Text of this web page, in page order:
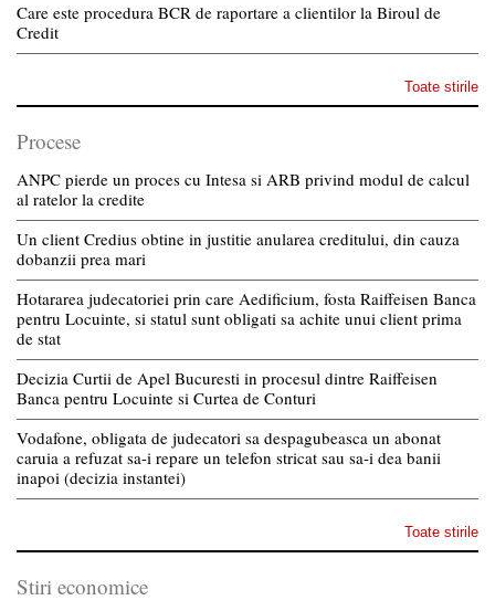
Care este procedura BCR de raportare a clientilor la Biroul de
Credit
Toate stirile
Procese
ANPC pierde un proces cu Intesa si ARB privind modul de calcul
al ratelor la credite
Un client Credius obtine in justitie anularea creditului, din cauza
dobanzii prea mari
Hotararea judecatoriei prin care Aedificium, fosta Raiffeisen Banca
pentru Locuinte, si statul sunt obligati sa achite unui client prima
de stat
Decizia Curtii de Apel Bucuresti in procesul dintre Raiffeisen
Banca pentru Locuinte si Curtea de Conturi
Vodafone, obligata de judecatori sa despagubeasca un abonat
caruia a refuzat sa-i repare un telefon stricat sau sa-i dea banii
inapoi (decizia instantei)
Toate stirile
Stiri economice